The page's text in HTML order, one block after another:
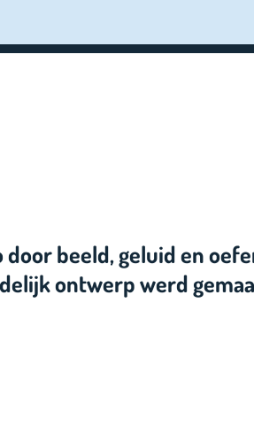
beeld, geluid en
ontwerp werd